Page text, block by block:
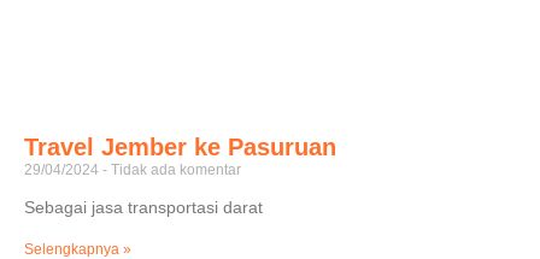
Travel Jember ke Pasuruan
29/04/2024 Tidak ada komentar
Sebagai jasa transportasi darat
Selengkapnya »